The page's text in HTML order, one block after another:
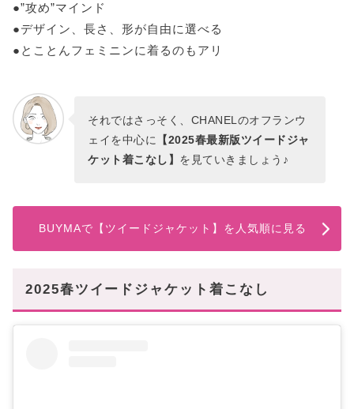
●”攻め”マインド
●デザイン、長さ、形が自由に選べる
●とことんフェミニンに着るのもアリ
それではさっそく、CHANELのオフランウ
ェイを中心に
【2025春最新版ツイードジャ
ケット着こなし】 を見ていきましょう♪
BUYMAで【ツイードジャケット】を人気順に見る
2025春ツイードジャケット着こなし